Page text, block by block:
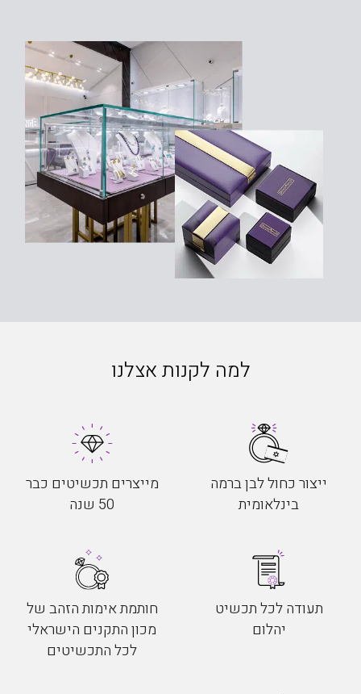
למה לקנות אצלנו
ייצור כחול לבן ברמה
בינלאומית
מייצרים תכשיטים כבר
50 שנה
תעודה לכל תכשיט
יהלום
חותמת אימות הזהב של
מכון התקנים הישראלי
לכל התכשיטים